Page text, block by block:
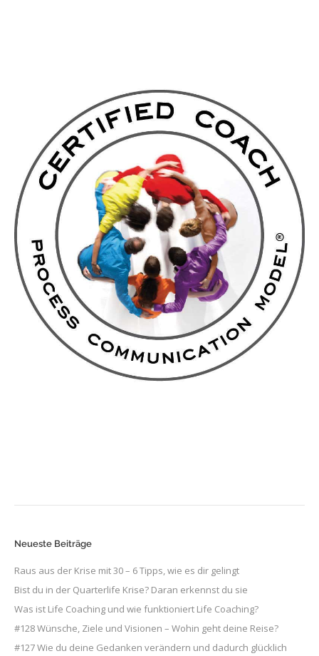
Neueste Beiträge
Raus aus der Krise mit 30 – 6 Tipps, wie es dir gelingt
Bist du in der Quarterlife Krise? Daran erkennst du sie
Was ist Life Coaching und wie funktioniert Life Coaching?
#128 Wünsche, Ziele und Visionen – Wohin geht deine Reise?
#127 Wie du deine Gedanken verändern und dadurch glücklich